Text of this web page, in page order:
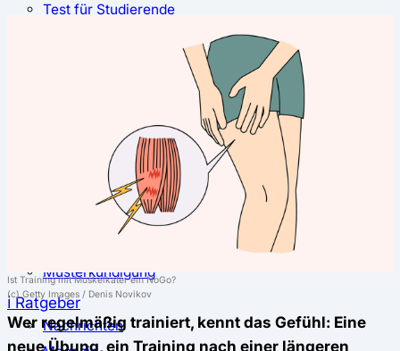
Test für Studierende
Test für Schwangere und junge Eltern
Krankenkassenvergleich
Krankenkassenrechner
Krankenkassenwechsel
Musterkündigung
ℹ Ratgeber
Nachrichten
Ist Training mit Muskelkater ein NoGo?
(c) Getty Images / Denis Novikov
Wer regelmäßig trainiert, kennt das Gefühl: Eine
neue Übung, ein Training nach einer längeren